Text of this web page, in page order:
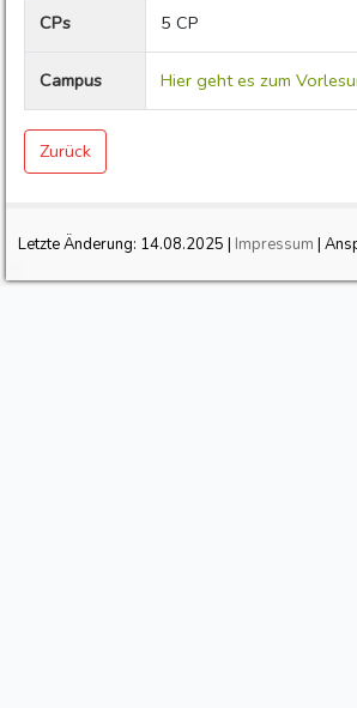
CPs 5 CP
Campus Hier geht es zum
Zurück
Letzte Änderung: 14.08.2025 | Impressum |